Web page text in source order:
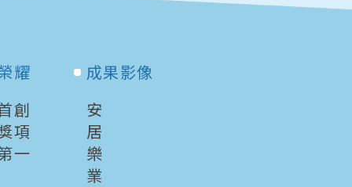
耀
創
項
一
成果影像
安
居
樂
業